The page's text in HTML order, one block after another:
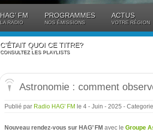
HAG’ FM
LA RADIO
PROGRAMMES
NOS ÉMISSIONS
ACTUS
VOTRE RÉGION
C’ÉTAIT QUOI CE TITRE?
CONSULTEZ LES PLAYLISTS
Astronomie : comment
Publié par Radio HAG' FM le 4 - Juin - 2025 -
Nouveau rendez-vous sur HAG’ FM avec le Groupe